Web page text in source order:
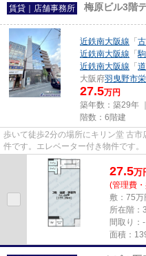
賃貸｜店舗事務所 梅原ビル3階
近鉄南大阪線 「
近鉄南大阪線 「
近鉄南大阪線 「
大阪府羽曳野市
27.5万円
築年数：築29年
階数：6階建
歩いて徒歩2分の場所にキリン堂 古
件です。エレベーター付き物件です。
27.5万
(管理費
敷：75万
所在階：
間取り：-
面積：